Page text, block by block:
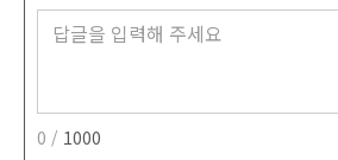
0 / 1000